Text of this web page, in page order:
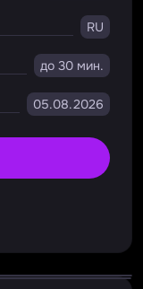
RU
до 30 мин.
05.08.2026